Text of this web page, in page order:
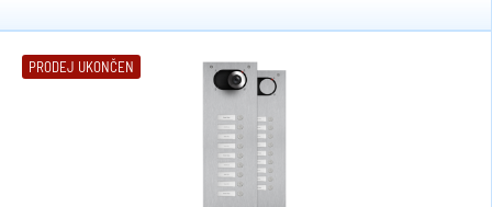
PRODEJ UKONČEN